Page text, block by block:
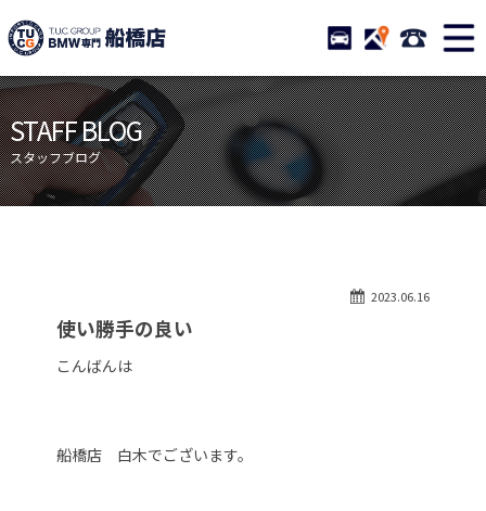
TUCグループ BMW専門 船
STOCK ACCESS 047-
ニュース
在庫リスト
目玉車両一覧
店舗紹介
保証＆サービス
アクセスマップ
自動車保険
STAFF BLOG
スタッフブログ
2023.06.16
使い勝手の良い
こんばんは
船橋店 白木でございます。